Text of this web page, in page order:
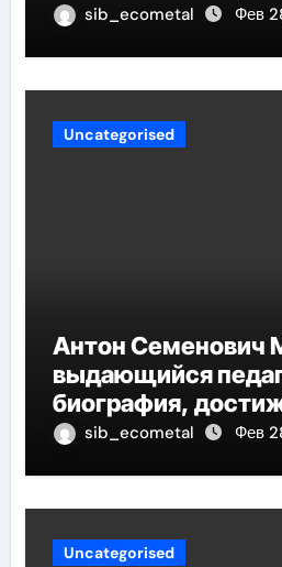
sib_ecometal Фев
Uncategorised
Антон Семенович
выдающийся
биография,
в педагогику
sib_ecometal Фев
Uncategorised